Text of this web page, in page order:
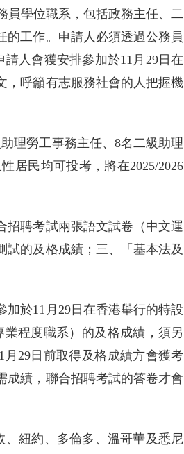
員學位職系，包括政務主任、二
的工作。申請人必須透過公務員
人會獲安排參加於11月29日在
，呼籲有志服務社會的人把握機
理勞工事務主任、8名二級助理
居民均可投考，將在2025/2026
招聘考試兩張語文試卷（中文運
的及格成績；三、「基本法及
於11月29日在香港舉行的特設
程度職系）的及格成績，須另
29日前取得及格成績方會獲考
成績，聯合招聘考試的答卷才會
、紐約、多倫多、溫哥華及悉尼